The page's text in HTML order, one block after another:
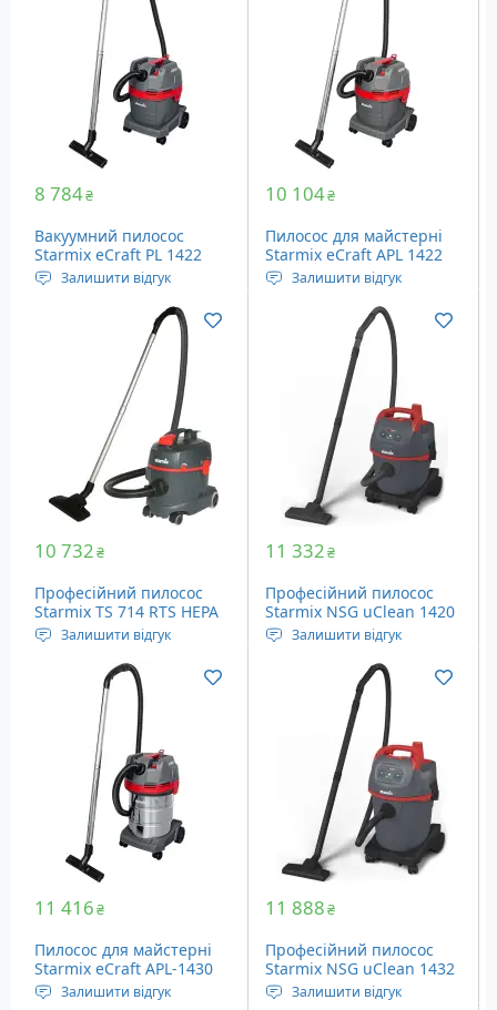
Вага: 6.3 кг
Набір аксесуарів HKR
8 784₴
Вакуумний пилосос
Starmix eCraft PL 1422
EWR (102566)
Залишити відгук
Напруга живлення: 230
Ємність пилозбірника:
22/16/14 літрів
Набір аксесуарів EWR
10 104₴
Пилосос для майстерні
Starmix eCraft APL 1422
EWR (102573)
Залишити відгук
Напруга живлення: 230
Ємність пилозбірника:
22/16/14 літрів
Вага: 6.8 кг
Набір аксесуарів EWR
10 732₴
Професійний пилосос
Starmix TS 714 RTS HEPA
(017716)
Залишити відгук
Живлення: Мережа
Ємність пилозбірника: 14
Вага: 9.9 кг
11 332₴
Професійний пилосос
Starmix NSG uClean 1420
HK (016221)
Залишити відгук
Напруга живлення: 220
Ємність пилозбірника: 20
Вага: 7.8 кг
11 416₴
Пилосос для майстерні
Starmix eCraft APL-1430
EWR (102580)
Залишити відгук
11 888₴
Професійний пилосос
Starmix NSG uClean 1432
HK (016238)
Залишити відгук